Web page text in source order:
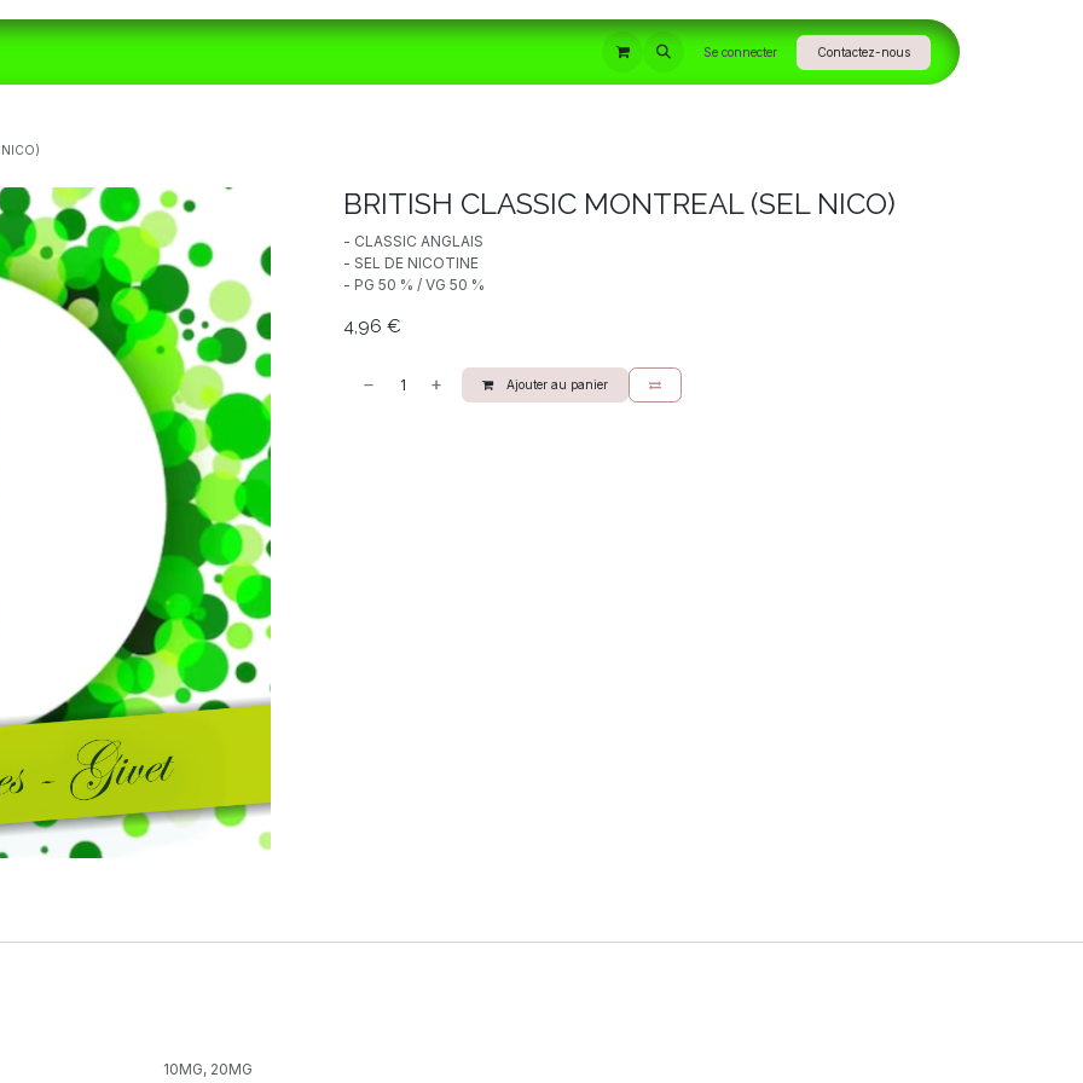
INFORMATIONS Se connecter Contactez-nous
BRITISH CLASSIC MONTREAL (SEL NICO)
- CLASSIC ANGLAIS
- SEL DE NICOTINE
- PG 50 % / VG 50 %
4,96 €
Ajouter au panier
10MG, 20MG